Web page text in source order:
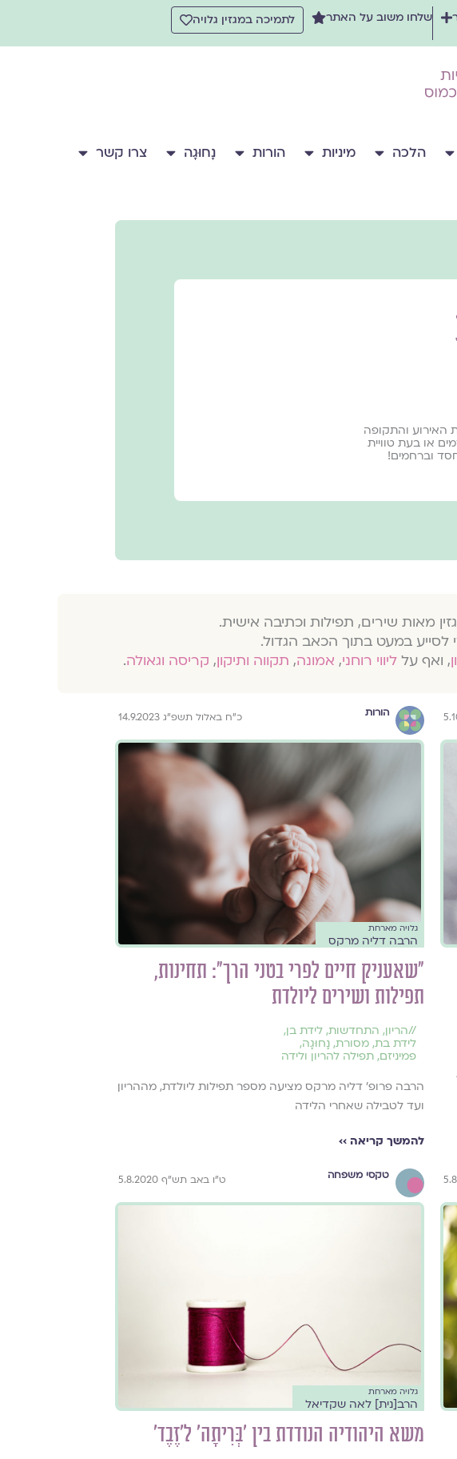
שלחו משוב על האתר לתמיכה במגזין גלויה
הלכה מיניות הורות נָחוּגָה צרו קשר
האירוע והתקופה
או בעת טוויית
וברחמים!
מאות שירים, תפילות וכתיבה אישית.
לסייע במעט בתוך הכאב הגדול.
, ואף על ליווי רוחני, אמונה, תקווה ותיקון, קריסה וגאולה.
הורות כ״ח באלול תשפ״ג 14.9.2023
גלויה מארחת
הרבה דליה מרקס
"שאעניק חיים לפרי בטני הרך": תחינות,
תפילות ושירים ליולדת
//הריון, התחדשות,לידת בן,
לידת בת,מסורת,נָחוּגָה,
פמיניזם,תפילה להריון ולידה
הרבה פרופ׳ דליה מרקס מציעה מספר תפילות ליולדת, מההריון
ועד לטבילה שאחרי הלידה
להמשך קריאה ››
טקסי משפחה ט"ו באב תש"ף 5.8.2020
גלויה מארחת
הרב[נית] לאה שקדיאל
משא היהודיה הנודדת בין 'בְּרִיתָה' ל'זֶבֶד'